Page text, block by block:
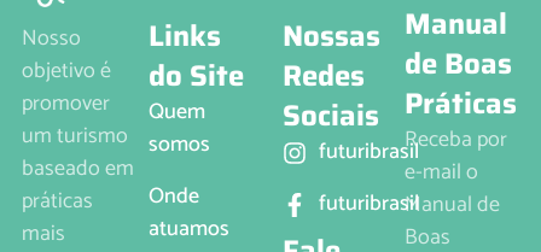
Nosso
objetivo é
promover
um turismo
baseado em
práticas
mais
Links
do Site
Quem
somos
Onde
atuamos
Nossas
Redes
Sociais
futuribrasil
futuribrasil
Manual
de Boas
Práticas
Receba por
e-mail o
Manual de
Boas